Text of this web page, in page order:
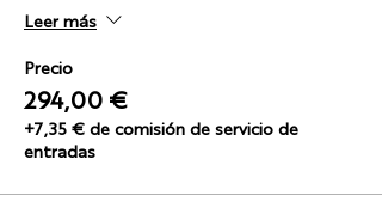
Leer más
Precio
294,00 €
+7,35 € de comisión de servicio de
entradas